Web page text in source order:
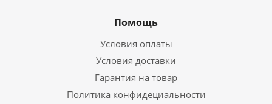
Помощь
Условия оплаты
Условия доставки
Гарантия на товар
Политика конфидециальности